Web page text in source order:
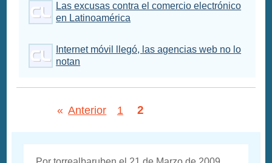
Las excusas contra el comercio electrónico
en Latinoamérica
Internet móvil llegó, las agencias web no lo
notan
« Anterior 1 2